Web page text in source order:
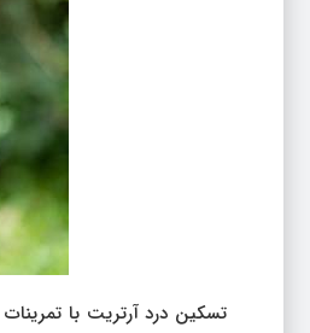
تسکین درد آرتریت با